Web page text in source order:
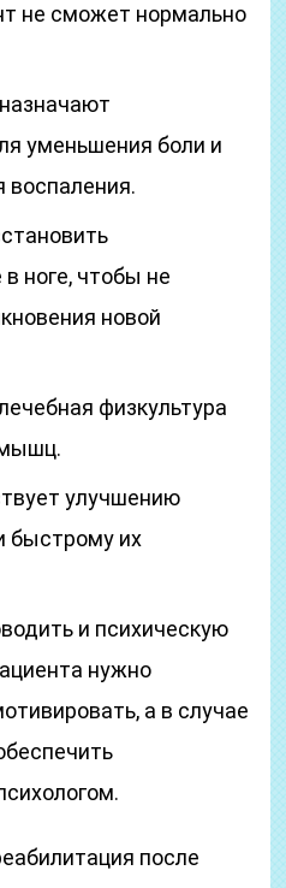
не сможет нормально
уменьшения боли и
ноге, чтобы не
новой
физкультура
улучшению
быстрому их
и психическую
нужно
а в случае
после